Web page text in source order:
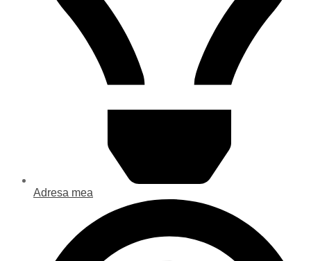
Adresa mea